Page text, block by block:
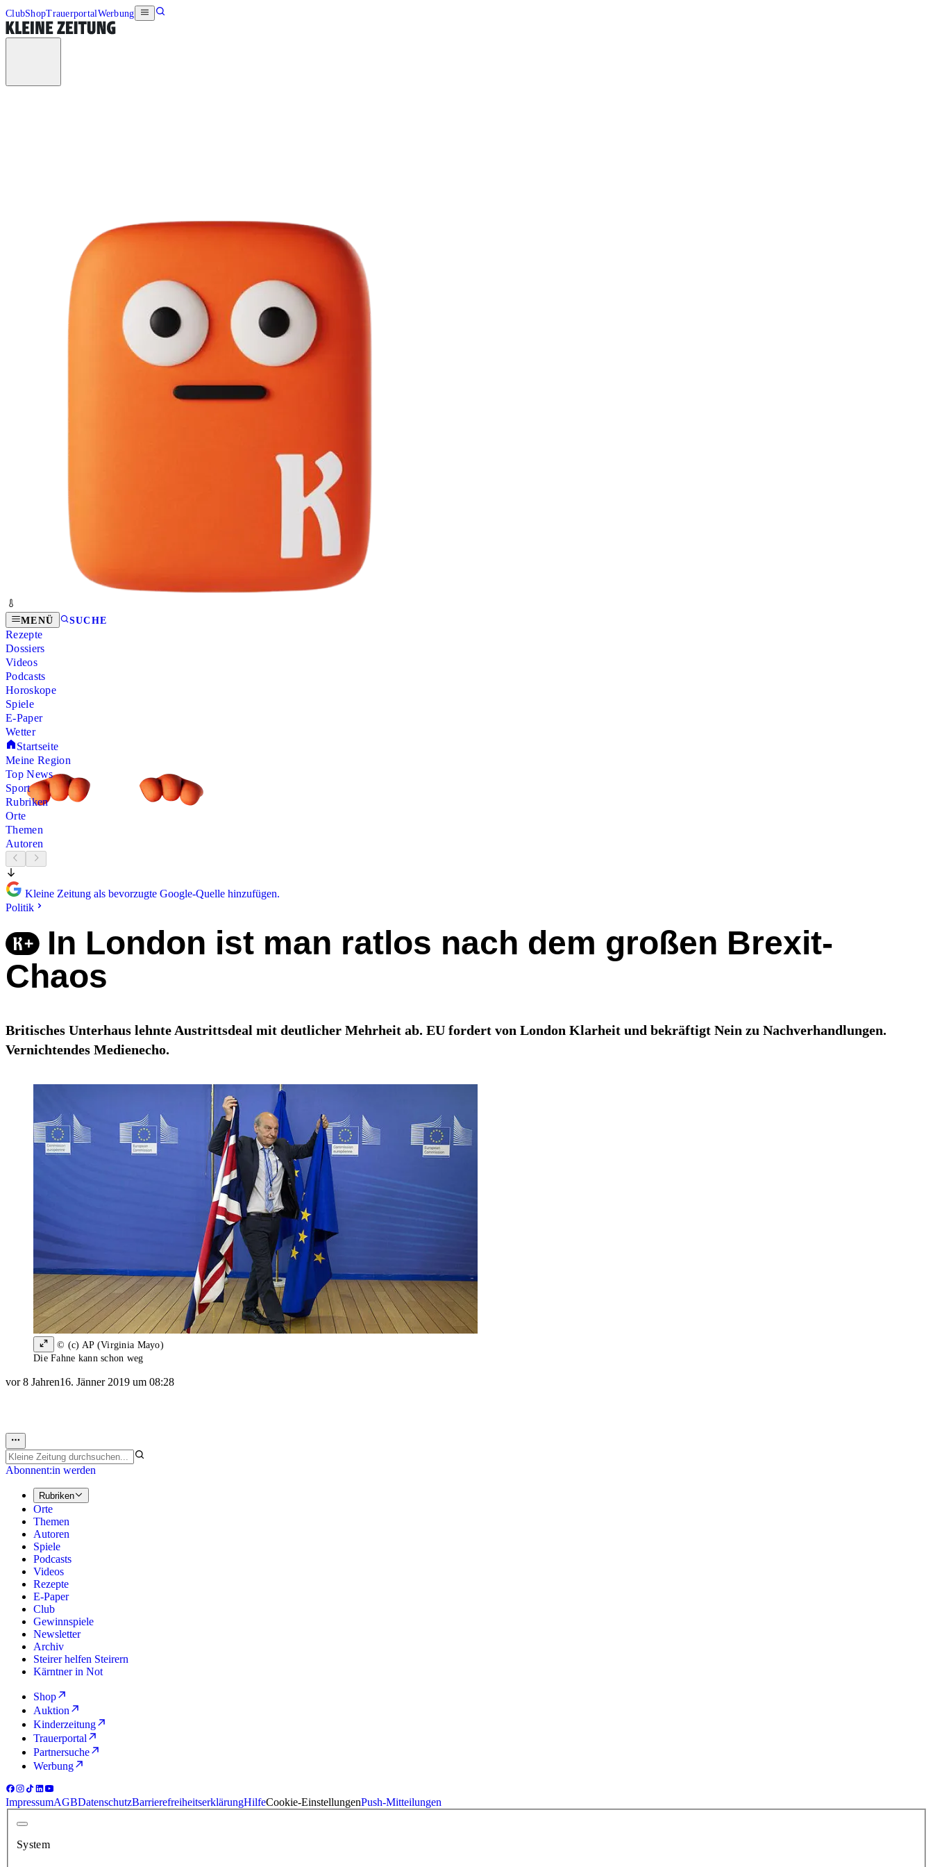
ClubShopTrauerportalWerbung
MENÜ SUCHE
Rezepte
Dossiers
Videos
Podcasts
Horoskope
Spiele
E-Paper
Wetter
Startseite
Meine Region
Top News
Sport
Rubriken
Orte
Themen
Autoren
Kleine Zeitung als bevorzugte Google-Quelle hinzufügen.
Politik
In London ist man ratlos nach dem großen Brexit-
Chaos
Britisches Unterhaus lehnte Austrittsdeal mit deutlicher Mehrheit ab. EU fordert von London Klarheit und bekräftigt Nein zu Nachverhandlungen.
Vernichtendes Medienecho.
© (c) AP (Virginia Mayo)
Die Fahne kann schon weg
vor 8 Jahren16. Jänner 2019 um 08:28
Abonnent:in werden
Rubriken
Orte
Themen
Autoren
Spiele
Podcasts
Videos
Rezepte
E-Paper
Club
Gewinnspiele
Newsletter
Archiv
Steirer helfen Steirern
Kärntner in Not
Shop
Auktion
Kinderzeitung
Trauerportal
Partnersuche
Werbung
ImpressumAGBDatenschutzBarrierefreiheitserklärungHilfeCookie-EinstellungenPush-Mitteilungen
System